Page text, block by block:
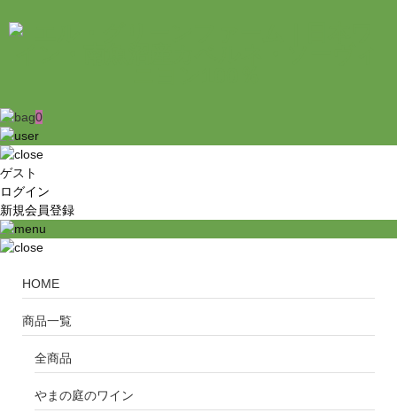
0
ゲスト
ログイン
新規会員登録
HOME
商品一覧
全商品
やまの庭のワイン